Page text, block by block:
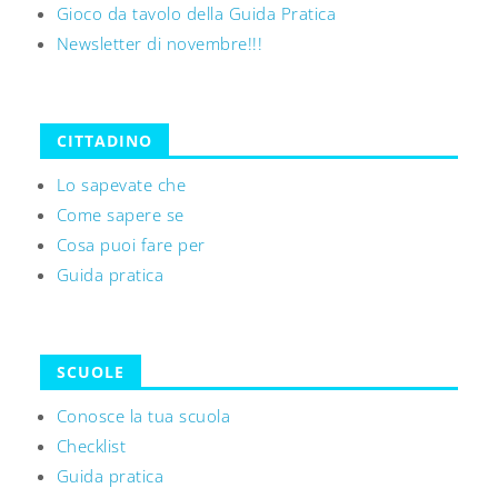
Gioco da tavolo della Guida Pratica
Newsletter di novembre!!!
CITTADINO
Lo sapevate che
Come sapere se
Cosa puoi fare per
Guida pratica
SCUOLE
Conosce la tua scuola
Checklist
Guida pratica